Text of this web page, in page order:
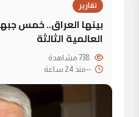
تقارير
بينها العراق.. خمس
العالمية الثالثة
--منذ 24 ساعة